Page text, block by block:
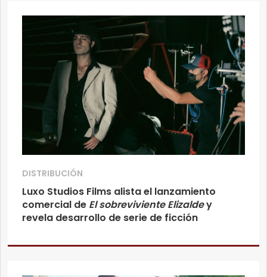
DISTRIBUCIÓN
Luxo Studios Films alista el lanzamiento
comercial de El sobreviviente Elizaldey
revela desarrollo de serie de ficción